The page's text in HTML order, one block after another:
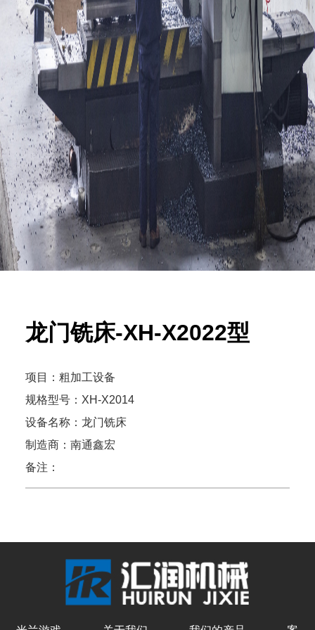
龙门铣床-XH-X2022型
项目：粗加工设备
规格型号：XH-X2014
设备名称：龙门铣床
制造商：南通鑫宏
备注：